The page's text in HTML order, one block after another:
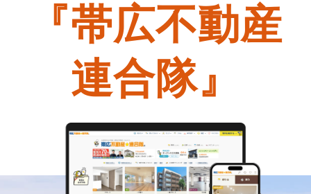
『帯広不動産
連合隊』